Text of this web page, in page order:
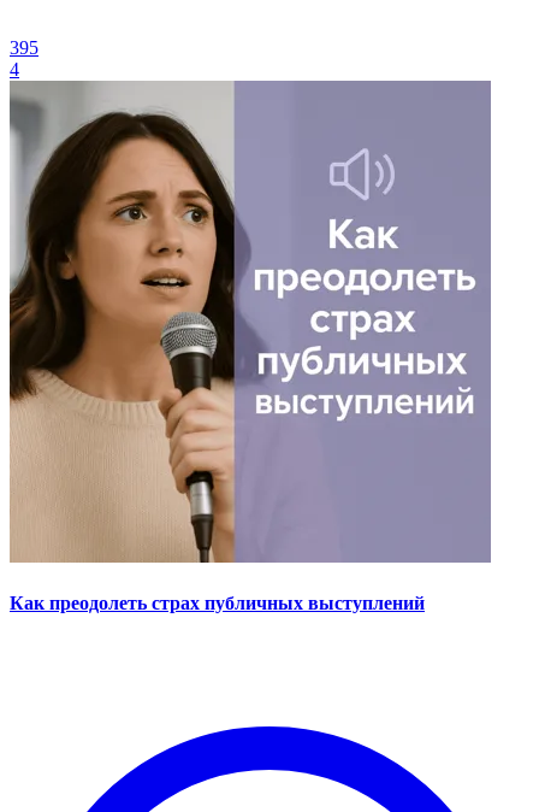
395
4
Как преодолеть страх публичных выступлений